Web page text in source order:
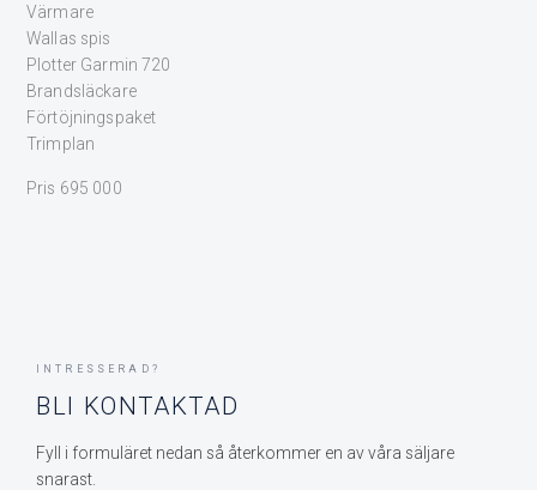
Värmare
Wallas spis
Plotter Garmin 720
Brandsläckare
Förtöjningspaket
Trimplan
Pris 695 000
INTRESSERAD?
BLI KONTAKTAD
Fyll i formuläret nedan så återkommer en av våra säljare
snarast.